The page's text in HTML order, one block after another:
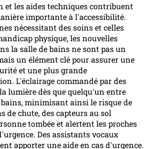
et les aides techniques contribuent
importante à l'accessibilité.
nécessitant des soins et celles
physique, les nouvelles
la salle de bains ne sont pas un
un élément clé pour assurer une
et une plus grande
L'éclairage commandé par des
lumière dès que quelqu'un entre
minimisant ainsi le risque de
de chute, des capteurs au sol
tombée et alertent les proches
Des assistants vocaux
apporter une aide en cas d'urgence.